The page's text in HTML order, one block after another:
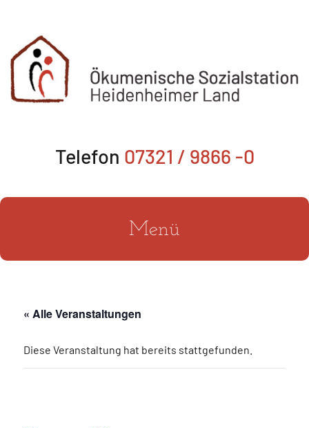
Inhalt
springen
Telefon 07321 / 9866 -0
Menü
« Alle Veranstaltungen
Diese Veranstaltung hat bereits stattgefunden.